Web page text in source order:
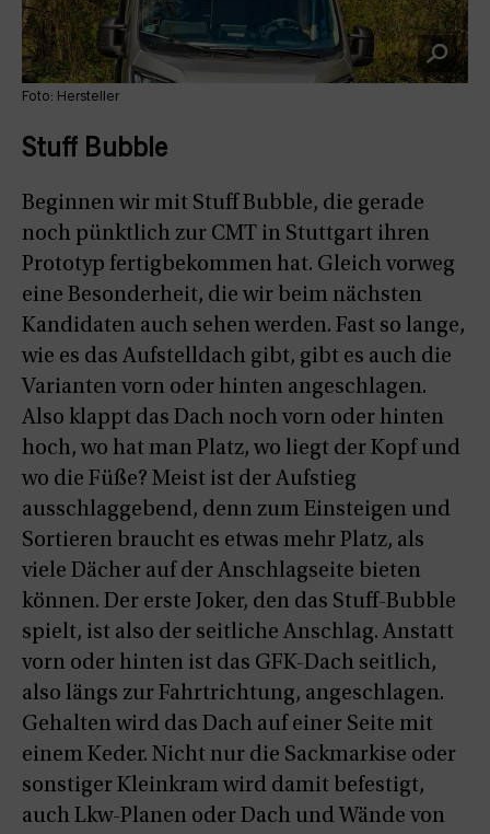
Stuff Bubble
Beginnen wir mit Stuff Bubble, die gerade
noch pünktlich zur CMT in Stuttgart ihren
Prototyp fertigbekommen hat. Gleich vorweg
eine Besonderheit, die wir beim nächsten
Kandidaten auch sehen werden. Fast so lange,
wie es das Aufstelldach gibt, gibt es auch die
Varianten vorn oder hinten angeschlagen.
Also klappt das Dach noch vorn oder hinten
hoch, wo hat man Platz, wo liegt der Kopf und
wo die Füße? Meist ist der Aufstieg
ausschlaggebend, denn zum Einsteigen und
Sortieren braucht es etwas mehr Platz, als
viele Dächer auf der Anschlagseite bieten
können. Der erste Joker, den das Stuff-Bubble
spielt, ist also der seitliche Anschlag. Anstatt
vorn oder hinten ist das GFK-Dach seitlich,
also längs zur Fahrtrichtung, angeschlagen.
Gehalten wird das Dach auf einer Seite mit
einem Keder. Nicht nur die Sackmarkise oder
sonstiger Kleinkram wird damit befestigt,
auch Lkw-Planen oder Dach und Wände von
Foto: Hersteller